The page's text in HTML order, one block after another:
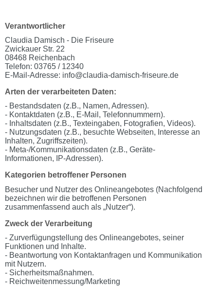
Verantwortlicher
Claudia Damisch - Die Friseure
Zwickauer Str. 22
08468 Reichenbach
Telefon: 03765 / 12340
E-Mail-Adresse: info@claudia-damisch-friseure.de
Arten der verarbeiteten Daten:
- Bestandsdaten (z.B., Namen, Adressen).
- Kontaktdaten (z.B., E-Mail, Telefonnummern).
- Inhaltsdaten (z.B., Texteingaben, Fotografien, Videos).
- Nutzungsdaten (z.B., besuchte Webseiten, Interesse an
Inhalten, Zugriffszeiten).
- Meta-/Kommunikationsdaten (z.B., Geräte-
Informationen, IP-Adressen).
Kategorien betroffener Personen
Besucher und Nutzer des Onlineangebotes (Nachfolgend
bezeichnen wir die betroffenen Personen
zusammenfassend auch als „Nutzer“).
Zweck der Verarbeitung
- Zurverfügungstellung des Onlineangebotes, seiner
Funktionen und Inhalte.
- Beantwortung von Kontaktanfragen und Kommunikation
mit Nutzern.
- Sicherheitsmaßnahmen.
- Reichweitenmessung/Marketing